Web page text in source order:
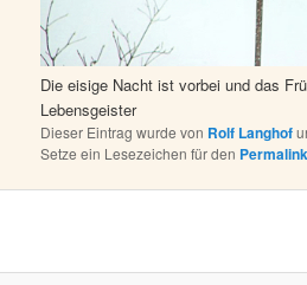
Die eisige Nacht ist vorbei und das
Lebensgeister
Dieser Eintrag wurde von Rolf Langhof
Setze ein Lesezeichen für den Permalink